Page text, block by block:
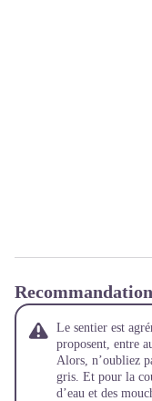
Le sentier est
proposent, entre
Alors, n’oubliez
gris. Et pour la
d’eau et des